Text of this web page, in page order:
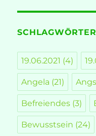
SCHLAGWÖRTER
19.06.2021 (4)
Angela (21)
Befreiendes (3)
Bewusstsein (24)